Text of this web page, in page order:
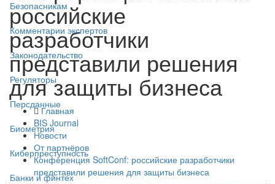
Безопасникам
Комментарии экспертов
Законодательство
Регуляторы
Персданные
Биометрия
Киберпреступность
Банки и финтех
российские
разработчики
представили решения
для защиты бизнеса
Главная
BIS Journal
Новости
От партнёров
Конференция SoftConf: российские разработчики
представили решения для защиты бизнеса